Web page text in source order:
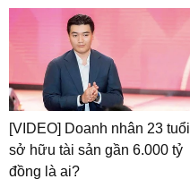
[VIDEO] Doanh nhân 23 tuổi
sở hữu tài sản gần 6.000 tỷ
đồng là ai?